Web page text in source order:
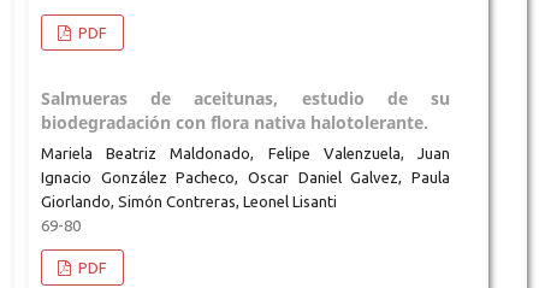
PDF
Salmueras de aceitunas, estudio de su
biodegradación con flora nativa halotolerante.
Mariela Beatriz Maldonado, Felipe Valenzuela, Juan
Ignacio González Pacheco, Oscar Daniel Galvez, Paula
Giorlando, Simón Contreras, Leonel Lisanti
69-80
PDF